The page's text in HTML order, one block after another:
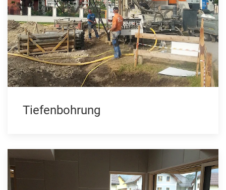
Tiefenbohrung